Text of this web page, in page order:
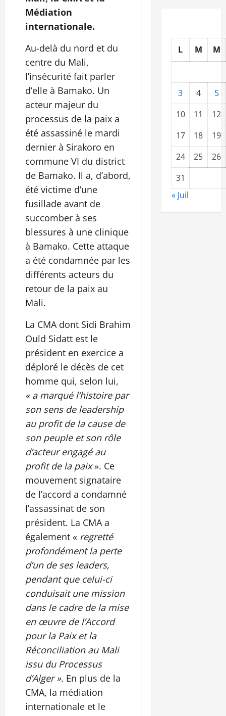
Médiation
internationale.
Au-delà du nord et du
centre du Mali,
l’insécurité fait parler
d’elle à Bamako. Un
acteur majeur du
processus de la paix a
été assassiné le mardi
dernier à Sirakoro en
commune VI du district
de Bamako. Il a, d’abord,
été victime d’une
fusillade avant de
succomber à ses
blessures à une clinique
à Bamako. Cette attaque
a été condamnée par les
différents acteurs du
retour de la paix au
Mali.
La CMA dont Sidi Brahim
Ould Sidatt est le
président en exercice a
déploré le décès de cet
homme qui, selon lui,
« a marqué l’histoire par
son sens de leadership
au profit de la cause de
son peuple et son rôle
d’acteur engagé au
profit de la paix». Ce
mouvement signataire
de l’accord a condamné
l’assassinat de son
président. La CMA a
également « regretté
profondément la perte
d’un de ses leaders,
pendant que celui-ci
conduisait une mission
dans le cadre de la mise
en œuvre de l’Accord
pour la Paix et la
Réconciliation au Mali
issu du Processus
d’Alger ». En plus de la
CMA, la médiation
internationale et le
L M M
3 4
5
10
11
12
17
18
19
24
25
26
31
« Juil